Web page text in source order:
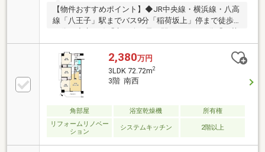
【物件おすすめポイント】◆JR中央線・横浜線・八高
線「八王子」駅までバス9分「稲荷坂上」停まで徒歩
坂上」徒歩4分！◆南西向き採光×角部屋で日当たり、
通風良好！開放感抜群です！◆令和8年6月に室内リノ
ベーション完成予定の新築同様、綺麗な内装♪◆令和7
年3月大規模修繕工事済の建物のメンテナンス状況も
良好マンション◎◆風通しと採光に優れた2面バルコ
ニー設計のお部屋♪【周辺環境】八王子市立中野北小
学校：徒歩9分（650ｍ）八王子市立ひよどり山中学
校：徒歩10分（800ｍ）いなげや八王子中野店：徒歩5
分（400ｍ）
2,380万円
3LDK 72.72m2
3階 南西
角部屋 浴室乾燥機
所有権
リフォームリノベー
ション
システムキッチン 2階以上